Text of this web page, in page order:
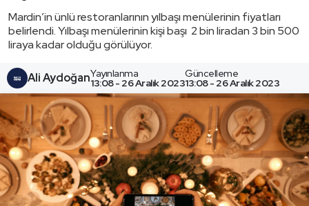
Mardin’in ünlü restoranlarının yılbaşı menülerinin fiyatları
belirlendi. Yılbaşı menülerinin kişi başı 2 bin liradan 3 bin 500
liraya kadar olduğu görülüyor.
Ali AydoğanYayınlanma
13:08 - 26 Aralık 2023
Güncelleme
13:08 - 26 Aralık 2023